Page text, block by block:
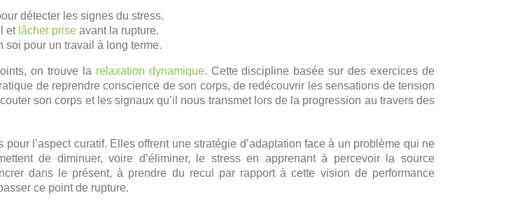
détecter les signes du stress.
et lâcher prise avant la rupture.
soi pour un travail à long terme.
on trouve la relaxation dynamique. Cette discipline basée sur des exercices de
de reprendre conscience de son corps, de redécouvrir les sensations de tension
son corps et les signaux qu’il nous transmet lors de la progression au travers des
l’aspect curatif. Elles offrent une stratégie d’adaptation face à un problème qui ne
de diminuer, voire d’éliminer, le stress en apprenant à percevoir la source
dans le présent, à prendre du recul par rapport à cette vision de performance
ce point de rupture.